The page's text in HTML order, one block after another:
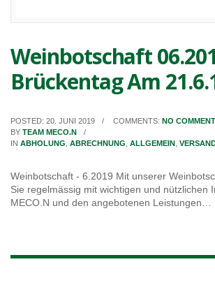
Weinbotschaft
Brückentag Am
POSTED: 20. JUNI 2019 COMMENTS: NO COMMENT
BY TEAM MECO.N
IN ABHOLUNG ABRECHNUNG ALLGEMEIN
Weinbotschaft - 6.2019 Mit unserer
Sie regelmässig mit wichtigen und nützlichen
MECO.N und den angebotenen Leistungen…